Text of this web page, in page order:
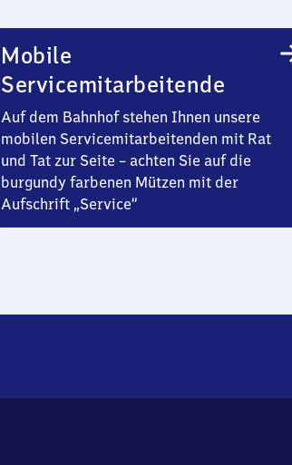
Mobile
Servicemitarbeitende
Auf dem Bahnhof stehen Ihnen unsere
mobilen Servicemitarbeitenden mit Rat
und Tat zur Seite – achten Sie auf die
burgundy farbenen Mützen mit der
Aufschrift „Service“